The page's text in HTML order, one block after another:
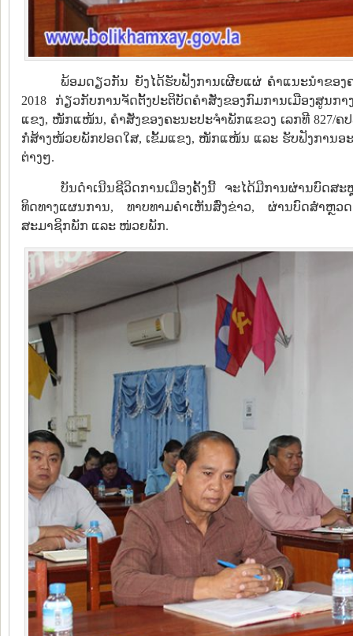
ພ້ອມດຽວກັນ ຍັງໄດ້ຮັບຟັງການເຜີຍແຜ່ ຄຳແນະນຳຂອງ
2018 ກ່ຽວກັບການຈັດຕັ້ງປະຕິບັດຄຳສັ່ງຂອງກົມການເມືອງສູນ
ແຂງ, ໜັກແໜ້ນ, ຄຳສັ່ງຂອງຄະນະປະຈຳພັກແຂວງ ເລກທີ 827/ຄ
ກໍ່ສ້າງໜ້ວຍພັກປອດໃສ, ເຂັ້ມແຂງ, ໜັກແໜ້ນ ແລະ ຮັບຟັງການອ
ຕ່າງໆ.
ບັນດຳເນີນຊີວິດການເມືອງຄັ້ງນີ້ ຈະໄດ້ມີການຜ່ານບົດ
ທິດທາງແຜນການ, ທາບທາມຄຳເຫັນສົ່ງຂ່າວ, ຜ່ານບົດສຳຫຼ
ສະມາຊິກພັກ ແລະ ໜ່ວຍພັກ.